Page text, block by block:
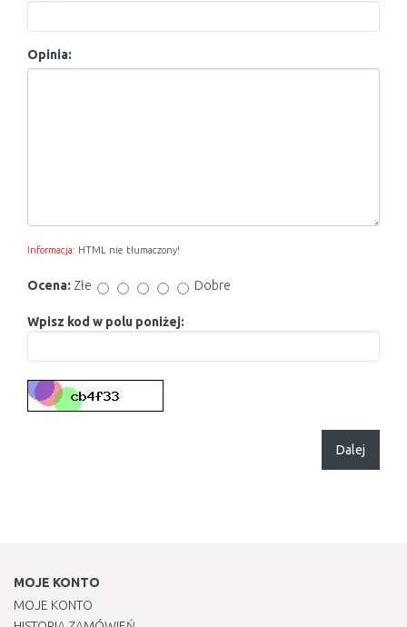
Opinia:
Informacja: HTML nie tłumaczony!
Ocena: Złe Dobre
Wpisz kod w polu poniżej:
Dalej
MOJE KONTO
MOJE KONTO